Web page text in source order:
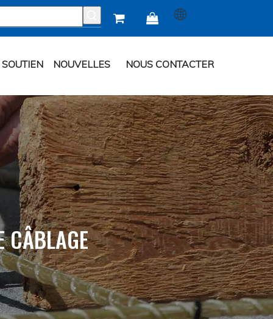
 
SOUTIEN NOUVELLES NOUS CONTACTER
CÂBLAGE